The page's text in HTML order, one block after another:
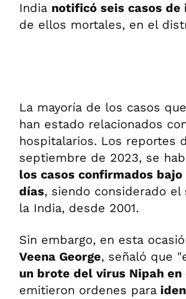
India notificó seis casos
de ellos mortales, en el
La mayoría de los casos
han estado relacionados
hospitalarios. Los reportes
septiembre de 2023, se
los casos confirmados
días, siendo considerado el
la India, desde 2001.
Sin embargo, en esta
Veena George, señaló que
un brote del virus Nipah
emitieron ordenes para